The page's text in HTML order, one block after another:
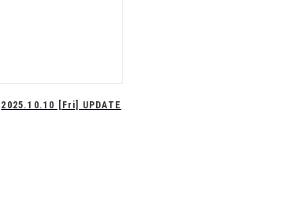
2025.10.10 [Fri] UPDATE